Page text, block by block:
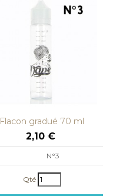
Flacon gradué 70 ml
Chubby Art Work
2,10 €
N°3
Qté